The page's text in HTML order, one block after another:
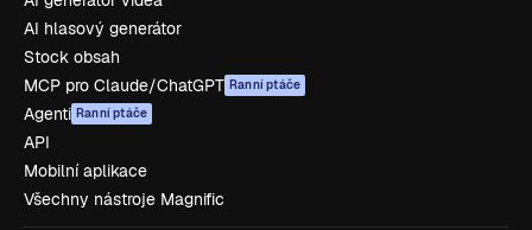
AI hlasový generátor
Stock obsah
MCP pro Claude/ChatGPT Ranní ptáče
Agenti Ranní ptáče
API
Mobilní aplikace
Všechny nástroje Magnific